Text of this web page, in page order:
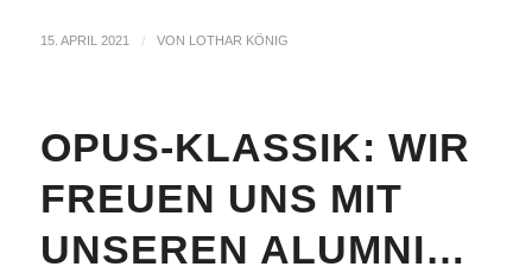
15. APRIL 2021 / VON LOTHAR KÖNIG
OPUS-KLASSIK: WIR
FREUEN UNS MIT
UNSEREN ALUMNI…